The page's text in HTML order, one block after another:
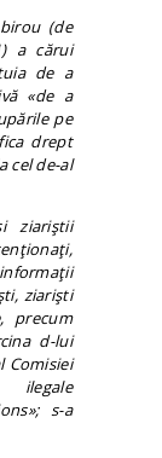
(de
a cărui
de a
«de a
pe
drept
cel de-al
ziariştii
ziarişti
precum
d-lui
Comisiei
ilegale
s-a